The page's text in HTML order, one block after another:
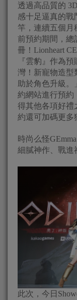
透過高品質的
感十足逼真的戰
竿，連續五個月
前預約期間，總
冊！Lionheart
『雲豹』作為
灣！新寵物造型
助於角色升級
約網站進行預約
得其他各項好禮
約還可加碼更多
時尚么怪
細膩神作、戰進
此次，今日